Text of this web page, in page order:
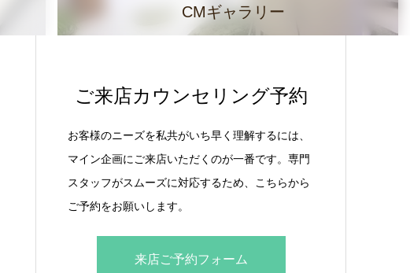
CMギャラリー
ご来店カウンセリング予約
お客様のニーズを私共がいち早く理解するには、
マイン企画にご来店いただくのが一番です。専門
スタッフがスムーズに対応するため、こちらから
ご予約をお願いします。
来店ご予約フォーム